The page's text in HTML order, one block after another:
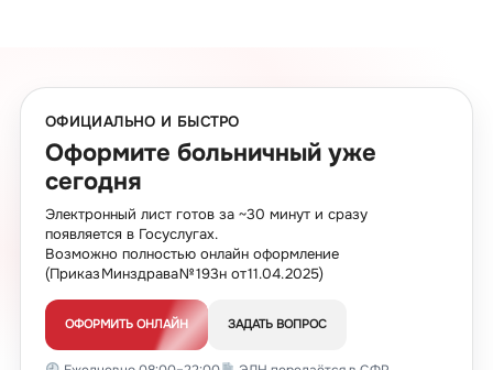
ОФИЦИАЛЬНО И БЫСТРО
Оформите больничный уже
сегодня
Электронный лист готов за ~30 минут и сразу
появляется в Госуслугах.
Возможно полностью онлайн оформление
(Приказ Минздрава № 193н от 11.04.2025)
ОФОРМИТЬ ОНЛАЙН ЗАДАТЬ ВОПРОС